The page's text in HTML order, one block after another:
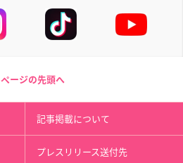
ページの先頭へ
記事掲載について
プレスリリース送付先